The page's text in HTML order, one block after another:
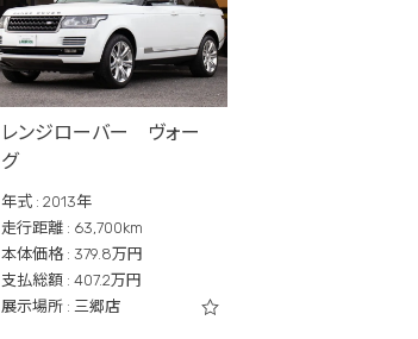
レンジローバー ヴォー
グ
年式 : 2013年
走行距離 : 63,700km
本体価格 : 379.8万円
支払総額 : 407.2万円
展示場所 : 三郷店